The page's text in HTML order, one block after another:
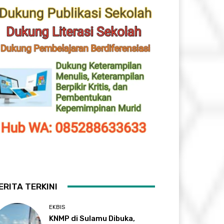
TERKINI
EKBIS
KNMP di Sulamu Dibuka,